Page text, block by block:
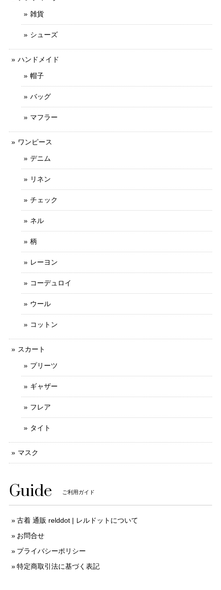
雑貨
シューズ
ハンドメイド
帽子
バッグ
マフラー
ワンピース
デニム
リネン
チェック
ネル
柄
レーヨン
コーデュロイ
ウール
コットン
スカート
プリーツ
ギャザー
フレア
タイト
マスク
Guide ご利用ガイド
古着 通販 relddot | レルドットについて
お問合せ
プライバシーポリシー
特定商取引法に基づく表記